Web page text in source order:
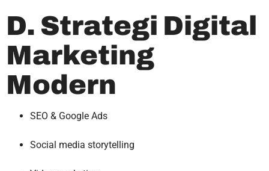
D. Strategi Digital
Marketing
Modern
SEO & Google Ads
Social media storytelling